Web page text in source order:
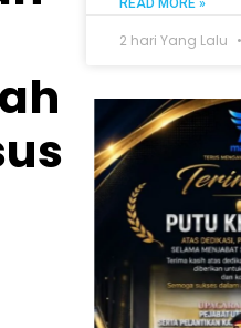
READ MORE »
2 hari Yang Lalu